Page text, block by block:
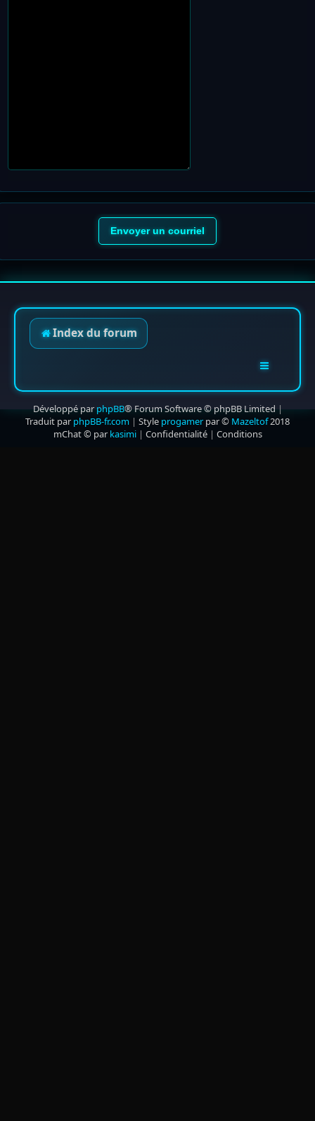
Index du forum
Développé parphpBB® Forum Software © phpBB Limited |
Traduit par phpBB-fr.com | Style progamerpar © Mazeltof2018
mChat © par kasimi| Confidentialité| Conditions